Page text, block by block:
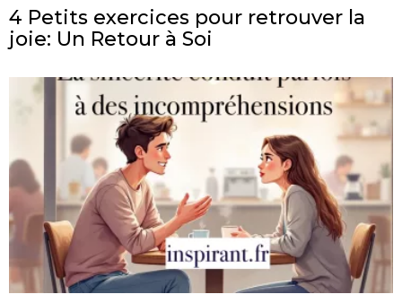
4 Petits exercices pour retrouver la
joie: Un Retour à Soi